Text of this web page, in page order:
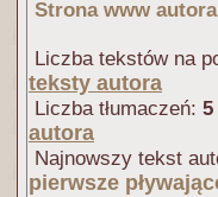
Strona www autora
Liczba tekstów na
teksty autora
Liczba tłumaczeń: 5
autora
Najnowszy tekst
pierwsze